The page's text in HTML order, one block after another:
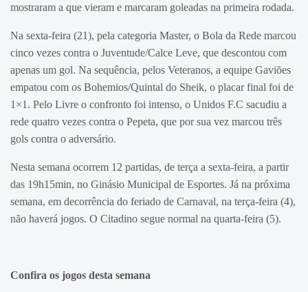
mostraram a que vieram e marcaram goleadas na primeira rodada.
Na sexta-feira (21), pela categoria Master, o Bola da Rede marcou
cinco vezes contra o Juventude/Calce Leve, que descontou com
apenas um gol. Na sequência, pelos Veteranos, a equipe Gaviões
empatou com os Bohemios/Quintal do Sheik, o placar final foi de
1×1. Pelo Livre o confronto foi intenso, o Unidos F.C sacudiu a
rede quatro vezes contra o Pepeta, que por sua vez marcou três
gols contra o adversário.
Nesta semana ocorrem 12 partidas, de terça a sexta-feira, a partir
das 19h15min, no Ginásio Municipal de Esportes. Já na próxima
semana, em decorrência do feriado de Carnaval, na terça-feira (4),
não haverá jogos. O Citadino segue normal na quarta-feira (5).
Confira os jogos desta semana